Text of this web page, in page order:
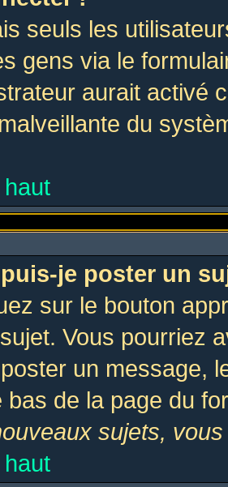
seuls les
gens via le
aurait activé
du
je poster un
sur le bouton
Vous pourriez
un message,
bas de la page du
sujets,